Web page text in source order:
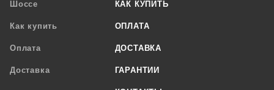
Шоссе
Как купить
Оплата
Доставка
КАК КУПИТЬ
ОПЛАТА
ДОСТАВКА
ГАРАНТИИ